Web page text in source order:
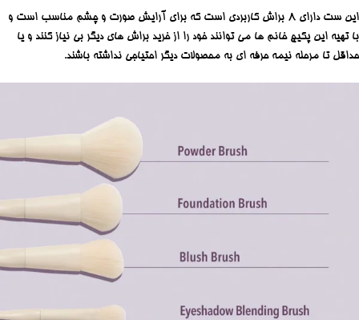
این ست دارای 8 براش کاربردی است که برای آرایش صورت و چشم مناسب است و
با تهیه این پکیج خانم ها می توانند خود را از خرید براش های دیگر بی نیاز کنند و یا
حداقل تا مرحله نیمه حرفه ای به محصولات دیگر احتیاجی نداشته باشند.